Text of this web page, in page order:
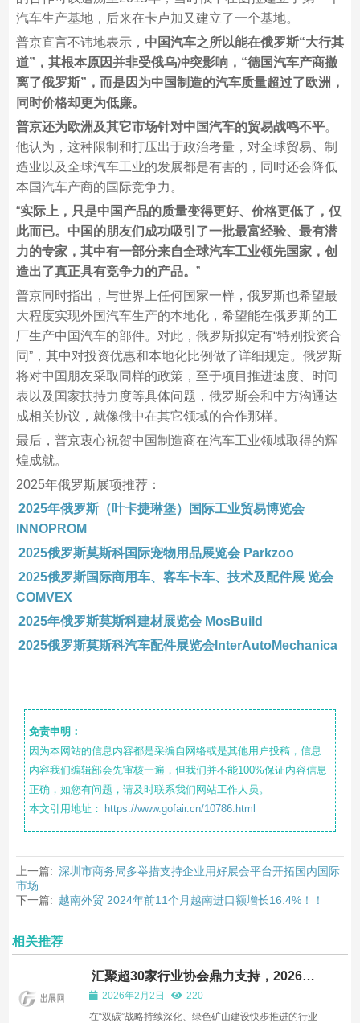
汽车生产基地，后来在卡卢加又建立了一个基地。
普京直言不讳地表示， 中国汽车之所以能在俄罗斯“大行其
道”，其根本原因并非受俄乌冲突影响，“德国汽车产商撤
离了俄罗斯”，而是因为中国制造的汽车质量超过了欧洲，
同时价格却更为低廉。
普京还为欧洲及其它市场针对中国汽车的贸易战鸣不平。
他认为，这种限制和打压出于政治考量，对全球贸易、制
造业以及全球汽车工业的发展都是有害的，同时还会降低
本国汽车产商的国际竞争力。
“实际上，只是中国产品的质量变得更好、价格更低了，仅
此而已。中国的朋友们成功吸引了一批最富经验、最有潜
力的专家，其中有一部分来自全球汽车工业领先国家，创
造出了真正具有竞争力的产品。 ”
普京同时指出，与世界上任何国家一样，俄罗斯也希望最
大程度实现外国汽车生产的本地化，希望能在俄罗斯的工
厂生产中国汽车的部件。对此，俄罗斯拟定有“特别投资合
同”，其中对投资优惠和本地化比例做了详细规定。俄罗斯
将对中国朋友采取同样的政策，至于项目推进速度、时间
表以及国家扶持力度等具体问题，俄罗斯会和中方沟通达
成相关协议，就像俄中在其它领域的合作那样。
最后，普京衷心祝贺中国制造商在汽车工业领域取得的辉
煌成就。
2025年俄罗斯展项推荐：
2025年俄罗斯（叶卡捷琳堡）国际工业贸易博览会
INNOPROM
2025俄罗斯莫斯科国际宠物用品展览会 Parkzoo
2025俄罗斯国际商用车、客车卡车、技术及配件展 览会
COMVEX
2025年俄罗斯莫斯科建材展览会 MosBuild
2025俄罗斯莫斯科汽车配件展览会InterAutoMechanica
免责申明：
因为本网站的信息内容都是采编自网络或是其他用户投稿，信息
内容我们编辑部会先审核一遍，但我们并不能100%保证内容信息
正确，如您有问题，请及时联系我们网站工作人员。
本文引用地址：
https://www.gofair.cn/10786.html
上一篇: 深圳市商务局多举措支持企业用好展会平台开拓国内国际
市场
下一篇: 越南外贸 2024年前11个月越南进口额增长16.4%！！
相关推荐
汇聚超30家行业协会鼎力支持，2026江
西矿博会招展进入收官冲刺，展位预订即
将截止！
2026年2月2日
220
在“双碳”战略持续深化、绿色矿山建设快步推进的行业